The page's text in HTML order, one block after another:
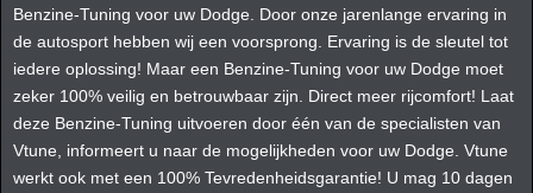
Benzine-Tuning voor uw Dodge. Door onze jarenlange ervaring in
de autosport hebben wij een voorsprong. Ervaring is de sleutel tot
iedere oplossing! Maar een Benzine-Tuning voor uw Dodge moet
zeker 100% veilig en betrouwbaar zijn. Direct meer rijcomfort! Laat
deze Benzine-Tuning uitvoeren door één van de specialisten van
Vtune, informeert u naar de mogelijkheden voor uw Dodge. Vtune
werkt ook met een 100% Tevredenheidsgarantie! U mag 10 dagen